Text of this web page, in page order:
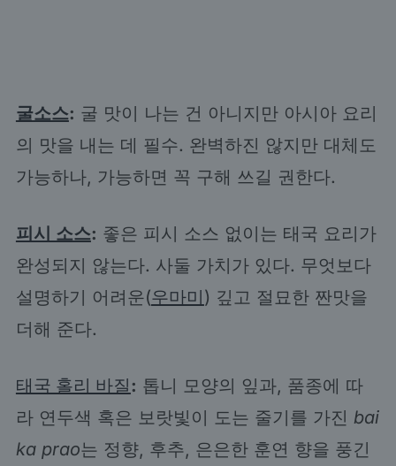
굴소스: 굴 맛이 나는 건 아니지만 아시아 요리
의 맛을 내는 데 필수. 완벽하진 않지만 대체도
가능하나, 가능하면 꼭 구해 쓰길 권한다.
피시 소스: 좋은 피시 소스 없이는 태국 요리가
완성되지 않는다. 사둘 가치가 있다. 무엇보다
설명하기 어려운(우마미) 깊고 절묘한 짠맛을
더해 준다.
태국 홀리 바질: 톱니 모양의 잎과, 품종에 따
라 연두색 혹은 보랏빛이 도는 줄기를 가진 bai
ka prao는 정향, 후추, 은은한 훈연 향을 풍긴